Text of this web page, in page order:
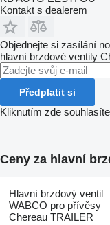
Kontakt s dealerem
Objednejte si zasílání
hlavní brzdové ventily
Předplatit si
Kliknutím zde
Ceny za hlavní
Hlavní brzdový ventil
WABCO pro přívěsy
Chereau TRAILER